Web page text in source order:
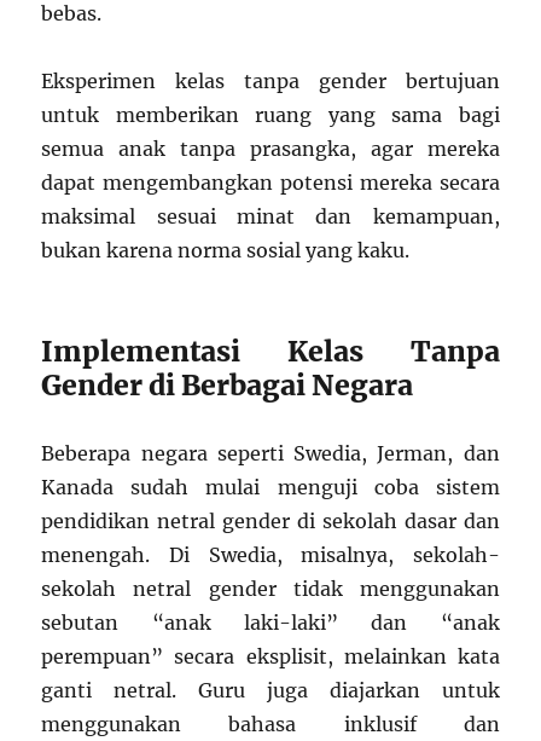
bebas.
Eksperimen kelas tanpa gender bertujuan
untuk memberikan ruang yang sama bagi
semua anak tanpa prasangka, agar mereka
dapat mengembangkan potensi mereka secara
maksimal sesuai minat dan kemampuan,
bukan karena norma sosial yang kaku.
Implementasi Kelas Tanpa
Gender di Berbagai Negara
Beberapa negara seperti Swedia, Jerman, dan
Kanada sudah mulai menguji coba sistem
pendidikan netral gender di sekolah dasar dan
menengah. Di Swedia, misalnya, sekolah-
sekolah netral gender tidak menggunakan
sebutan “anak laki-laki” dan “anak
perempuan” secara eksplisit, melainkan kata
ganti netral. Guru juga diajarkan untuk
menggunakan bahasa inklusif dan